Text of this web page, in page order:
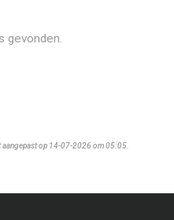
gevonden.
aangepast op 14-07-2026 om 05:05.